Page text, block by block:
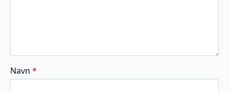
Navn *